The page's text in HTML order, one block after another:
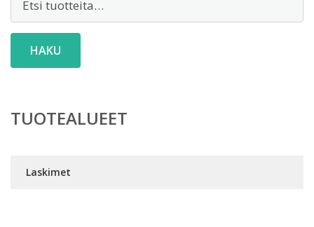
HAKU
TUOTEALUEET
Laskimet